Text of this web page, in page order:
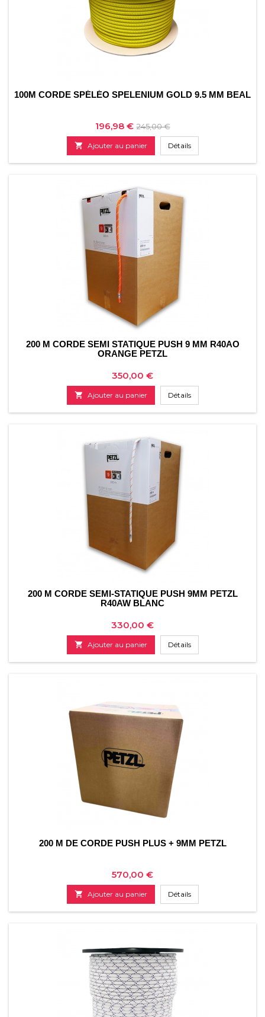
100M CORDE SPÉLÉO SPELENIUM GOLD 9.5 MM BEAL
Prix
196,98 € Prix
de
base
245,00 €
 Ajouter au panier Détails
200 M CORDE SEMI STATIQUE PUSH 9 MM R40AO
ORANGE PETZL
Prix
350,00 €
 Ajouter au panier Détails
200 M CORDE SEMI-STATIQUE PUSH 9MM PETZL
R40AW BLANC
Prix
330,00 €
 Ajouter au panier Détails
200 M DE CORDE PUSH PLUS + 9MM PETZL
Prix
570,00 €
 Ajouter au panier Détails